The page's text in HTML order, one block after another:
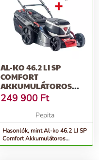
AL-KO 46.2 LI SP
COMFORT
AKKUMULÁTOROS
FŰNYÍRÓ, SZÜRKE
249 900 Ft
Pepita
Hasonlók, mint Al-ko 46.2 LI SP
Comfort Akkumulátoros
Fűnyíró, Szürke